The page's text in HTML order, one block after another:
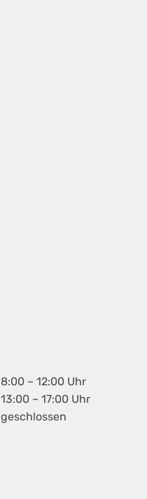
8:00 – 12:00 Uhr
13:00 – 17:00 Uhr
geschlossen